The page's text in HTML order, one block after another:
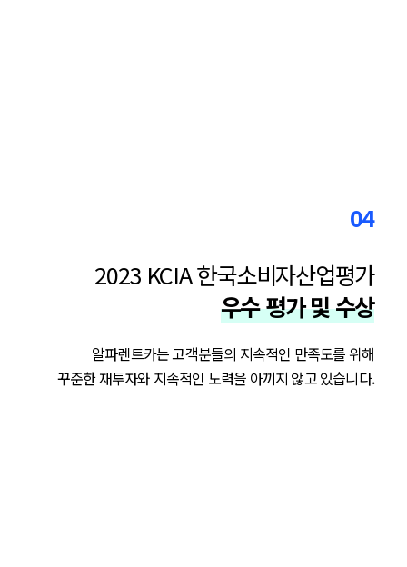
04
2023 KCIA 한국소비자산업평가
우수 평가 및 수상
알파렌트카는 고객분들의 지속적인 만족도를 위해
꾸준한 재투자와 지속적인 노력을 아끼지 않고 있습니다.